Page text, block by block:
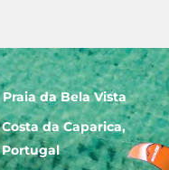
Praia da Bela Vista
Costa da Caparica,
Portugal